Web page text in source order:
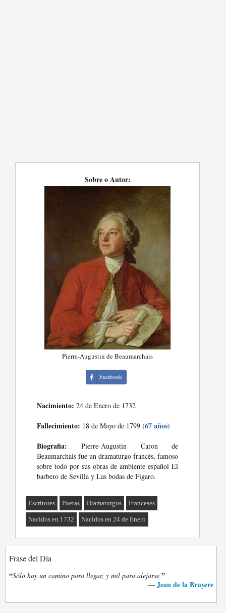
Sobre o Autor:
Pierre-Augustin de Beaumarchais
Facebook
Nacimiento: 24 de Enero de 1732
Fallecimiento: 18 de Mayo de 1799(67 años)
Biografia: Pierre-Augustin Caron de
Beaumarchais fue un dramaturgo francés, famoso
sobre todo por sus obras de ambiente español El
barbero de Sevilla y Las bodas de Fígaro.
Escritores Poetas Dramaturgos Franceses
Nacidos en 1732 Nacidos en 24 de Enero
Frase del Día
“Sólo hay un camino para llegar, y mil para alejarse.”
— Jean de la Bruyere